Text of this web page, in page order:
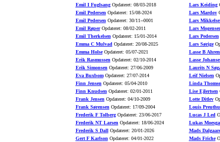
Emil I FuglsangOpdateret: 08/03-2018
Emil Pedersen Opdateret: 15/08-2024
Emil Pedersen Opdateret: 30/11--0001
Emil RøperOpdateret: 08/02-2011
Emil Therkelsen Opdateret: 15/01-2014
Emma C Mulvad Opdateret: 20/08-2025
Emma HolseOpdateret: 05/07-2021
Erik Rasmussen Opdateret: 02/10-2014
Erik Simonsen Opdateret: 27/06-2009
Eva BuxbomOpdateret: 27/07-2014
Finn Jensen Opdateret: 05/04-2010
Finn Knudsen Opdateret: 02/01-2011
Frank Jensen Opdateret: 04/10-2009
Frank Sørensen Opdateret: 17/09-2004
Frederik F TolbergOpdateret: 23/06-2017
Frederik NT Larsen Opdateret: 18/06-2024
Frederik S DallOpdateret: 20/01-2026
Gert F Karlson Opdateret: 04/01-2022
Lars Keiding
Lars Mardov
Lars
Lars
Lars Pedersen
Lars Sørige
Lasse B
Lasse
Laurits N
Leif Nielsen
Linda
Lise Ejlertsen
Lotte Ditlev
Louis
Lucas J Led
Lukas
Mads
Mads Friche